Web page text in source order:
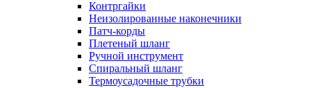
Контргайки
Неизолированные наконечники
Патч-корды
Плетеный шланг
Ручной инструмент
Спиральный шланг
Термоусадочные трубки